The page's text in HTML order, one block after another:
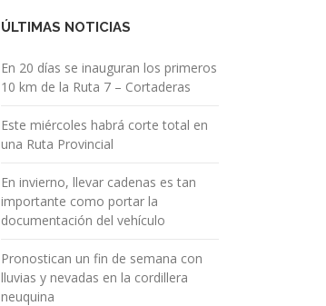
ÚLTIMAS NOTICIAS
En 20 días se inauguran los primeros
10 km de la Ruta 7 – Cortaderas
Este miércoles habrá corte total en
una Ruta Provincial
En invierno, llevar cadenas es tan
importante como portar la
documentación del vehículo
Pronostican un fin de semana con
lluvias y nevadas en la cordillera
neuquina